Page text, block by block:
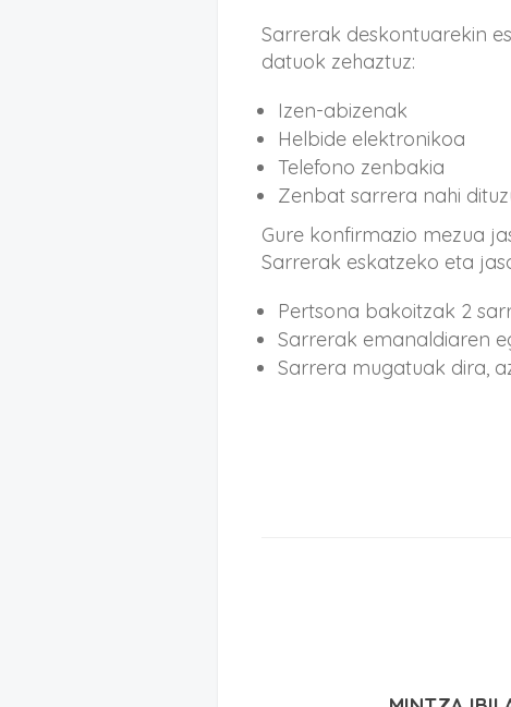
Sarrerak deskontuarekin
datuok zehaztuz:
Izen-abizenak
Helbide elektronikoa
Telefono zenbakia
Zenbat sarrera nahi
Gure konfirmazio mezua
Sarrerak eskatzeko eta
Pertsona bakoitzak 2
Sarrerak emanaldiaren
Sarrera mugatuak dira,